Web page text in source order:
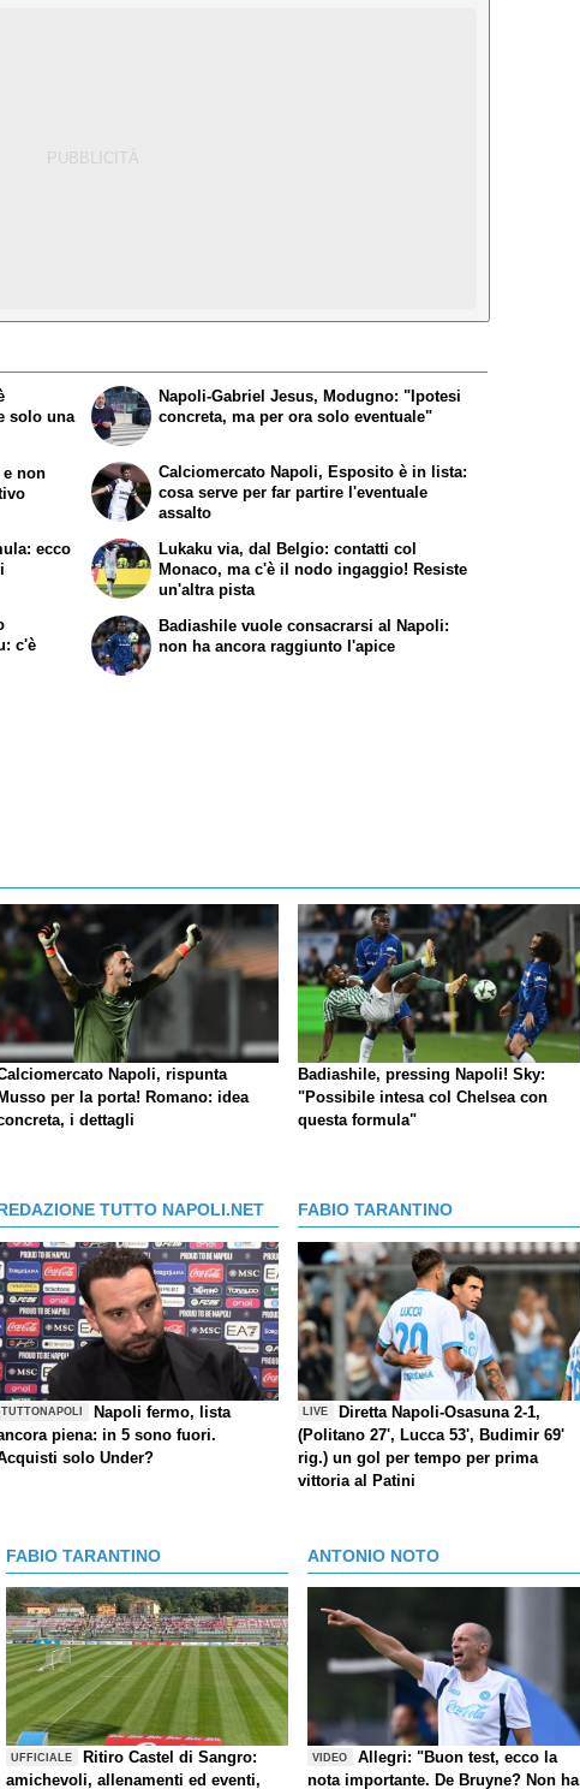
solo una
non
Napoli-Gabriel Jesus, Modugno: "Ipotesi
concreta, ma per ora solo eventuale"
Calciomercato Napoli, Esposito è in lista:
cosa serve per far partire l'eventuale
assalto
ecco
c'è
Lukaku via, dal Belgio: contatti col
Monaco, ma c'è il nodo ingaggio! Resiste
un'altra pista
Badiashile vuole consacrarsi al Napoli:
non ha ancora raggiunto l'apice
Napoli, rispunta
per la porta! Romano: idea
i dettagli
Badiashile, pressing Napoli! Sky:
"Possibile intesa col Chelsea con
questa formula"
TUTTO NAPOLI.NET
TUTTONAPOLI
Napoli fermo, lista
piena: in 5 sono fuori.
solo Under?
FABIO TARANTINO
LIVE
Diretta Napoli-Osasuna 2-1,
(Politano 27', Lucca 53', Budimir 69'
rig.) un gol per tempo per prima
vittoria al Patini
FABIO TARANTINO
UFFICIALE
Ritiro Castel di Sangro:
amichevoli, allenamenti ed eventi,
ANTONIO NOTO
VIDEO
Allegri: "Buon test, ecco la
nota importante. De Bruyne? Non ha